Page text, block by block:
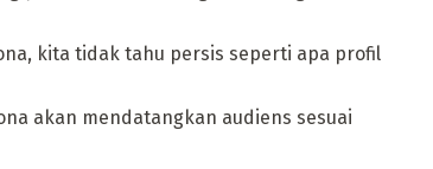
kita tidak tahu persis seperti apa profil
akan mendatangkan audiens sesuai